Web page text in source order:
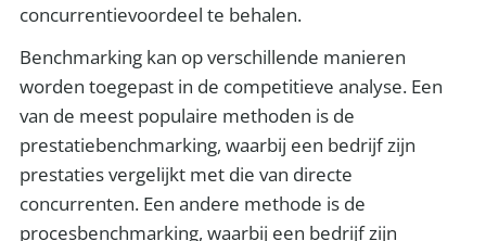
concurrentievoordeel te behalen.
Benchmarking kan op verschillende manieren
worden toegepast in de competitieve analyse. Een
van de meest populaire methoden is de
prestatiebenchmarking, waarbij een bedrijf zijn
prestaties vergelijkt met die van directe
concurrenten. Een andere methode is de
procesbenchmarking, waarbij een bedrijf zijn